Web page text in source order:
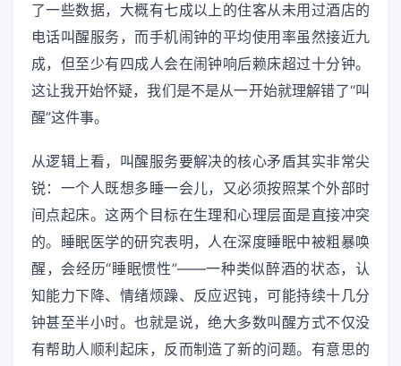
了一些数据，大概有七成以上的住客从未用过酒店的
电话叫醒服务，而手机闹钟的平均使用率虽然接近九
成，但至少有四成人会在闹钟响后赖床超过十分钟。
这让我开始怀疑，我们是不是从一开始就理解错了“叫
醒”这件事。
从逻辑上看，叫醒服务要解决的核心矛盾其实非常尖
锐：一个人既想多睡一会儿，又必须按照某个外部时
间点起床。这两个目标在生理和心理层面是直接冲突
的。睡眠医学的研究表明，人在深度睡眠中被粗暴唤
醒，会经历“睡眠惯性”——一种类似醉酒的状态，认
知能力下降、情绪烦躁、反应迟钝，可能持续十几分
钟甚至半小时。也就是说，绝大多数叫醒方式不仅没
有帮助人顺利起床，反而制造了新的问题。有意思的